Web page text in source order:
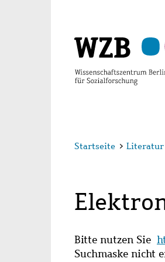
Startseite > Literatur
Bitte nutzen Sie
Suchmaske nicht